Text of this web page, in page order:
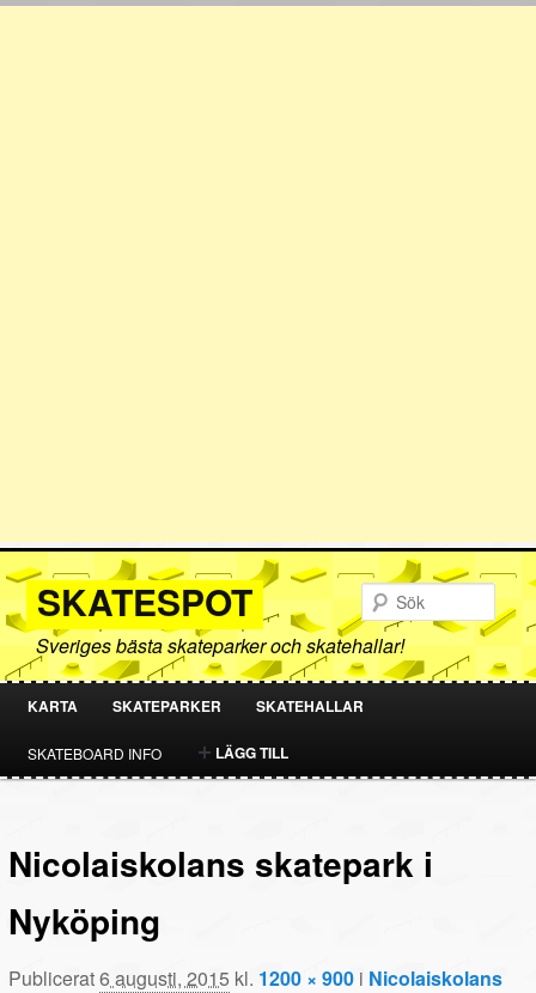
SKATESPOT
Sveriges bästa skateparker och skatehallar!
HOPPA
TILL
INNEHÅLL
HOPPA
TILL
INNEHÅLL
KARTA SKATEPARKER SKATEHALLAR
SKATEBOARD INFO LÄGG TILL
Nicolaiskolans skatepark i
Nyköping
Publicerat6 augusti, 2015 kl. 1200 × 900 i Nicolaiskolans